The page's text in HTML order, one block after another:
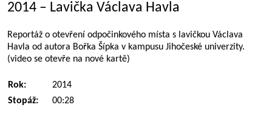
2014 – Lavička Václava Havla
Reportáž o otevření odpočinkového místa s lavičkou Václava
Havla od autora Bořka Šípka v kampusu Jihočeské univerzity.
(video se otevře na nové kartě)
Rok:
2014
Stopáž:
00:28